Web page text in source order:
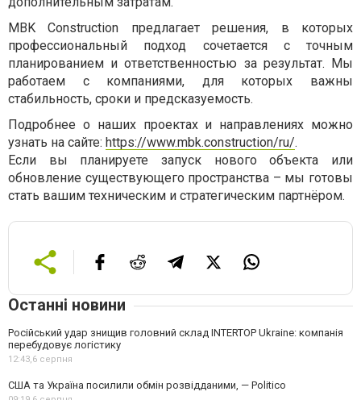
MBK Construction предлагает решения, в которых
профессиональный подход сочетается с точным
планированием и ответственностью за результат. Мы
работаем с компаниями, для которых важны
стабильность, сроки и предсказуемость.
Подробнее о наших проектах и направлениях можно
узнать на сайте: https://www.mbk.construction/ru/.
Если вы планируете запуск нового объекта или
обновление существующего пространства – мы готовы
стать вашим техническим и стратегическим партнёром.
Останні новини
Російський удар знищив головний склад INTERTOP Ukraine: компанія
перебудовує логістику
12:43,6 серпня
США та Україна посилили обмін розвідданими, — Politico